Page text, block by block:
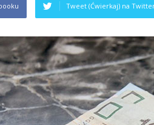
Tweet (Ćwierkaj) na